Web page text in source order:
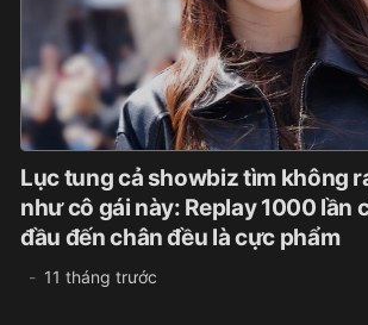
Lục tung cả showbiz tìm không
như cô gái này: Replay 1000 lần
đầu đến chân đều là cực phẩm
11 tháng trước